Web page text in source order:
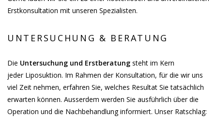
Erstkonsultation mit unseren Spezialisten.
UNTERSUCHUNG & BERATUNG
Die Untersuchung und Erstberatung steht im Kern
jeder Liposuktion. Im Rahmen der Konsultation, für die wir uns
viel Zeit nehmen, erfahren Sie, welches Resultat Sie tatsächlich
erwarten können. Ausserdem werden Sie ausführlich über die
Operation und die Nachbehandlung informiert. Unser Ratschlag: